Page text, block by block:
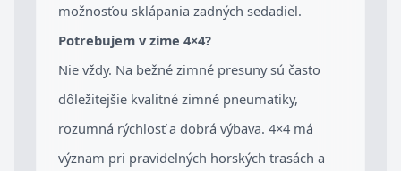
možnosťou sklápania zadných sedadiel.
Potrebujem v zime 4×4?
Nie vždy. Na bežné zimné presuny sú často
dôležitejšie kvalitné zimné pneumatiky,
rozumná rýchlosť a dobrá výbava. 4×4 má
význam pri pravidelných horských trasách a